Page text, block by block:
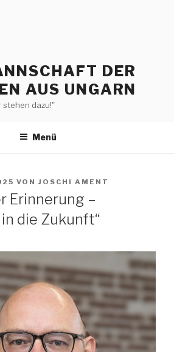
DER
AUS UNGARN
stehen dazu!"
Menü
VON JOSCHI AMENT
Erinnerung –
die Zukunft“